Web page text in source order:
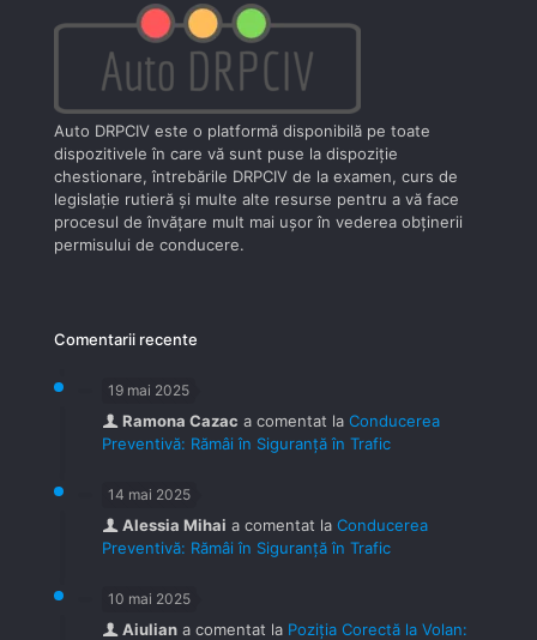
Auto DRPCIV este o platformă disponibilă pe toate
dispozitivele în care vă sunt puse la dispoziţie
chestionare, întrebările DRPCIV de la examen, curs de
legislaţie rutieră şi multe alte resurse pentru a vă face
procesul de învăţare mult mai uşor în vederea obţinerii
permisului de conducere.
Comentarii recente
19 mai 2025
Ramona Cazac a comentat la Conducerea
Preventivă: Rămâi în Siguranță în Trafic
14 mai 2025
Alessia Mihai a comentat la Conducerea
Preventivă: Rămâi în Siguranță în Trafic
10 mai 2025
Aiulian a comentat la Poziția Corectă la Volan: